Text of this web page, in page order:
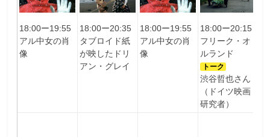
18:00ー19:55
アル中⼥の肖
像
18:00ー20:35
タブロイド紙
が映したドリ
アン・グレイ
18:00ー19:55
アル中⼥の肖
像
18:00ー20:15
フリーク・オ
ルランド
トーク
渋谷哲也さん
（ドイツ映画
研究者）